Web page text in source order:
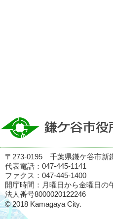
〒273-0195 千葉県鎌ケ谷市新
代表電話：047-445-1141
ファクス：047-445-1400
開庁時間：月曜日から金曜日の
法人番号8000020122246
© 2018 Kamagaya City.